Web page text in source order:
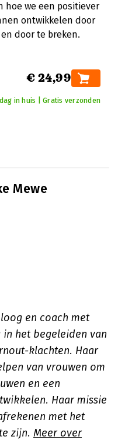
hoe we een positiever
ontwikkelen door
door te breken.
€ 24,99
in huis | Gratis verzonden
Mewe
en coach met
het begeleiden van
klachten. Haar
van vrouwen om
en een
Haar missie
met het
zijn. Meer over